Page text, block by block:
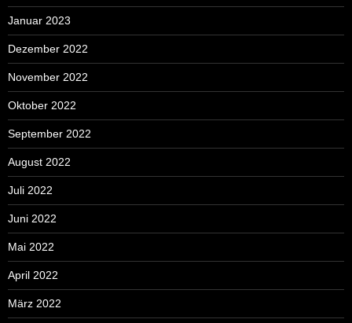
Januar 2023
Dezember 2022
November 2022
Oktober 2022
September 2022
August 2022
Juli 2022
Juni 2022
Mai 2022
April 2022
März 2022